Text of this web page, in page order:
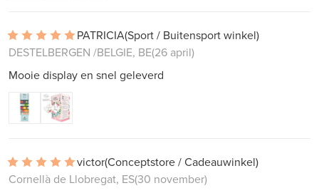
PATRICIA(Sport / Buitensport winkel)
DESTELBERGEN /BELGIE, BE(26 april)
Mooie display en snel geleverd
victor(Conceptstore / Cadeauwinkel)
Cornellà de Llobregat, ES(30 november)